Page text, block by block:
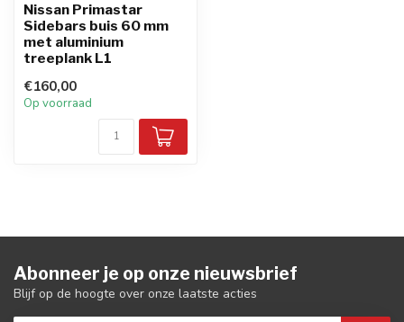
Nissan Primastar
Sidebars buis 60 mm
met aluminium
treeplank L1
€160,00
Op voorraad
Abonneer je op onze nieuwsbrief
Blijf op de hoogte over onze laatste acties